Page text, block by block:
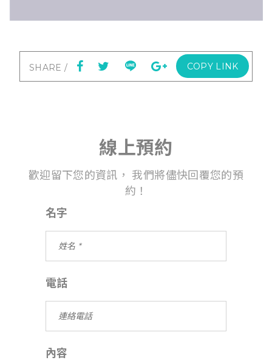
COPY LINK
線上預約
歡迎留下您的資訊， 我們將儘快回覆您的預
約！
名字
電話
內容